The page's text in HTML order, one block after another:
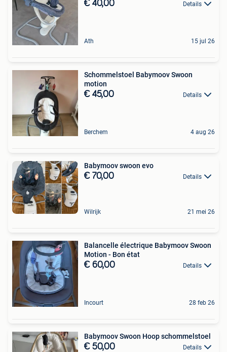
€ 40,00 Details
Ath 15 jul 26
Schommelstoel Babymoov Swoon
motion
€ 45,00 Details
Berchem 4 aug 26
Babymoov swoon evo
€ 70,00 Details
Wilrijk 21 mei 26
Balancelle électrique Babymoov Swoon
Motion - Bon état
€ 60,00 Details
Incourt 28 feb 26
Babymoov Swoon Hoop schommelstoel
€ 50,00 Details